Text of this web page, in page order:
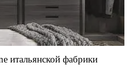
итальянской фабрики